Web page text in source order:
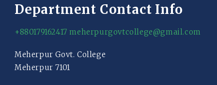
Department Contact Info
+880179162417 meherpurgovtcollege@gmail.com
Meherpur Govt. College
Meherpur 7101